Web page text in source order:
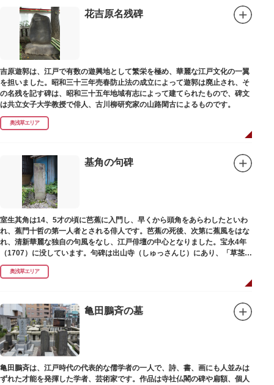
花吉原名残碑
吉原遊郭は、江戸で有数の遊興地として繁栄を極め、華麗な江戸文化の一翼
を担いました。昭和三十三年売春防止法の成立によって遊郭は廃止され、そ
の名残を記す碑は、昭和三十五年地域有志によって建てられたもので、碑文
は共立女子大学教授で俳人、古川柳研究家の山路閑古によるものです。
奥浅草エリア
基角の句碑
室生其角は14、5才の頃に芭蕉に入門し、早くから頭角をあらわしたといわ
れ、蕉門十哲の第一人者とされる俳人です。芭蕉の死後、次第に蕉風をはな
れ、清新華麗な独自の句風をなし、江戸俳壇の中心となりました。宝永4年
（1707）に没しています。句碑は出山寺（しゅっさんじ）にあり、「草茎を
つつむ葉もなき 雲間哉」と刻まれています。
奥浅草エリア
亀田鵬斉の墓
亀田鵬斉は、江戸時代の代表的な儒学者の一人で、詩、書、画にも人並みは
ずれた才能を発揮した学者、芸術家です。作品は寺社仏閣の碑や扁額、個人